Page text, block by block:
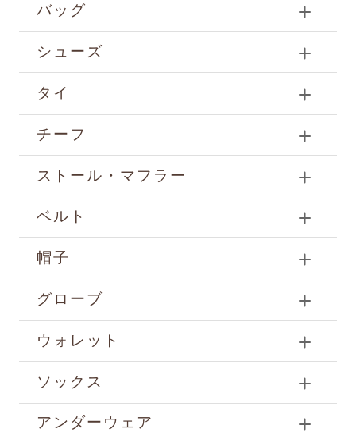
バッグ
シューズ
タイ
チーフ
ストール・マフラー
ベルト
帽子
グローブ
ウォレット
ソックス
アンダーウェア